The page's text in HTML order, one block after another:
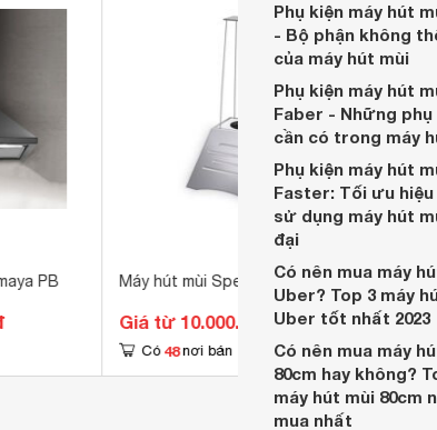
PB
Máy hút mùi Spelier SP-350
Giá từ 10.000.000 đ
Có 48 nơi bán
Máy
New
Giá
Có
Phụ kiện máy hút
- Bộ phận không
của máy hút mùi
Phụ kiện máy hút
Faber - Những phụ
cần có trong máy
Phụ kiện máy hút
Faster: Tối ưu hiệu
sử dụng máy hút
đại
Có nên mua máy
Uber? Top 3 máy
Uber tốt nhất 2023
Có nên mua máy
80cm hay không?
máy hút mùi 80cm
mua nhất